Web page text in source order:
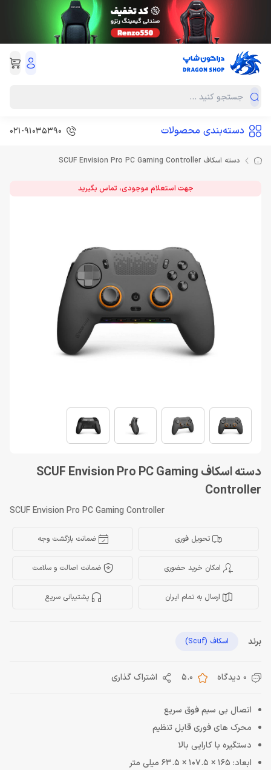
دسته‌بندی محصولات 021-91035390
دسته اسکاف SCUF Envision Pro PC Gaming Controller
جهت استعلام موجودی، تماس بگیرید
دسته اسکاف SCUF Envision Pro PC Gaming
Controller
SCUF Envision Pro PC Gaming Controller
تحویل فوری ضمانت بازگشت وجه
امکان خرید حضوری ضمانت اصالت و سلامت
ارسال به تمام ایران پشتیبانی سریع
برند اسکاف (Scuf)
0 دیدگاه 5.0 اشتراک گذاری
اتصال بی سیم فوق سریع
محرک های فوری قابل تنظیم
دستگیره با کارایی بالا
ابعاد: 165 × 107.5 × 63.5 میلی متر